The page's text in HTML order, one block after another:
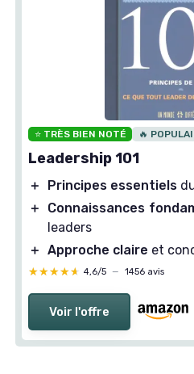
⭐ TRÈS BIEN NOTÉ 🔥
Leadership 101
＋ Principes essentiels
＋
Connaissances
leaders
＋ Approche claire et
★★★★★
★★★★★ 4,6/5 — 1456 avis
Voir l'offre